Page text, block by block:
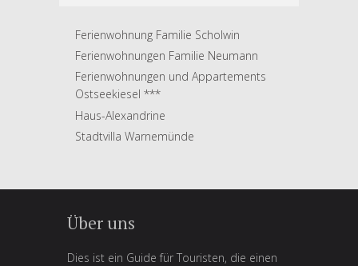
Ferienwohnung Familie Scholwin
Ferienwohnungen Familie Neumann
Ferienwohnungen und Appartements
Ostseekiesel ***
Haus-Alexandrine
Stadtvilla Warnemünde
Über uns
Dies ist ein Guide für Touristen, die einen